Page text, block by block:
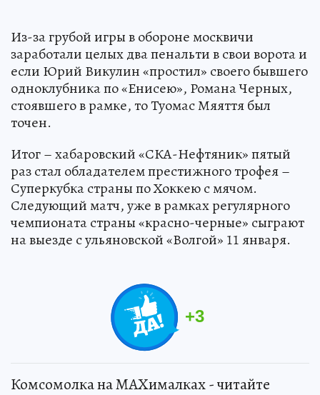
Из-за грубой игры в обороне москвичи
заработали целых два пенальти в свои ворота и
если Юрий Викулин «простил» своего бывшего
одноклубника по «Енисею», Романа Черных,
стоявшего в рамке, то Туомас Мяяття был
точен.
Итог – хабаровский «СКА-Нефтяник» пятый
раз стал обладателем престижного трофея –
Суперкубка страны по Хоккею с мячом.
Следующий матч, уже в рамках регулярного
чемпионата страны «красно-черные» сыграют
на выезде с ульяновской «Волгой» 11 января.
+3
Комсомолка на MAXималках - читайте